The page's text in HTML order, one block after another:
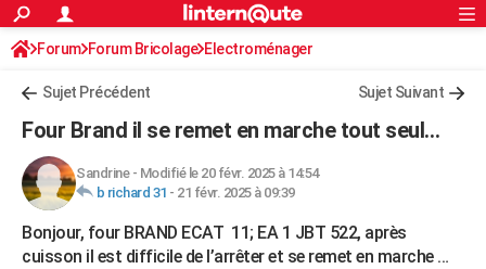
ACTUALITÉS
Politique
Société
Faits Divers
Education
Monde
Villes
+
FINANCE
Retraite
Impôts
Epargne
Immobilier
Risques naturels par ville
Banque
Assurance
Crédit
AUTO
Essais
Réserver un essai
Citadines
Berlines
SUV
Forum auto
+HIGH-TECH
S'inscrire
Connexion
Forum Forum Bricolage Electroménager
Sujet Précédent Sujet Suivant
Four Brand il se remet en marche tout seul…
Sandrine- Modifié le 20 févr. 2025 à 14:54
b richard 31 - 21 févr. 2025 à 09:39
Bonjour, four BRAND ECAT 11; EA 1 JBT 522, après
cuisson il est difficile de l’arrêter et se remet en marche …